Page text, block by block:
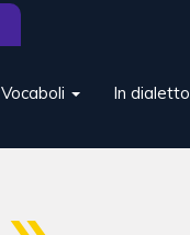
Vocaboli In dialetto